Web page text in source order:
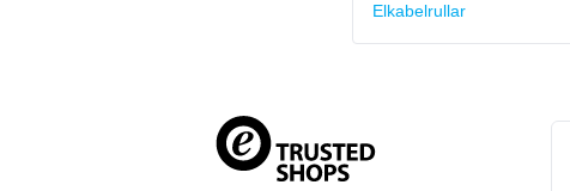
Elkabelrullar